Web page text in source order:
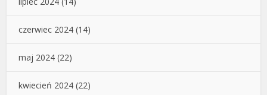
czerwiec 2024 (14)
maj 2024 (22)
kwiecień 2024 (22)